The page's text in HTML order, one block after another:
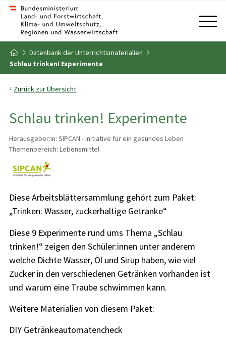
Zum Inhalt
Zum Inhaltsverzeichnis
Zur Startseite
Datenbank der Unterrichtsmaterialien
Schlau trinken! Experimente
Zurück zur Übersicht
Schlau trinken! Experimente
Herausgeber:in: SIPCAN - Initiative für ein gesundes Leben
Themenbereich: Lebensmittel
Diese Arbeitsblättersammlung gehört zum Paket:
„Trinken: Wasser, zuckerhaltige Getränke“
Diese 9 Experimente rund ums Thema „Schlau
trinken!“ zeigen den Schüler:innen unter anderem
welche Dichte Wasser, Öl und Sirup haben, wie viel
Zucker in den verschiedenen Getränken vorhanden ist
und warum eine Traube schwimmen kann.
Weitere Materialien von diesem Paket:
DIY Getränkeautomatencheck